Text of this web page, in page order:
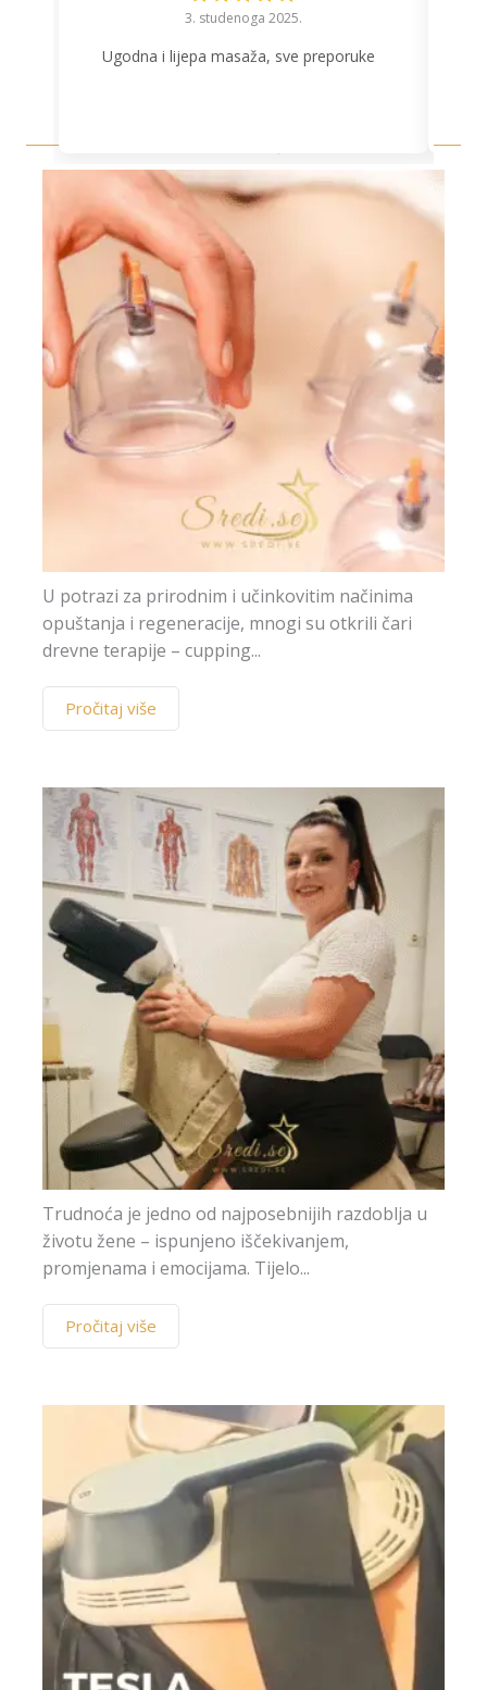
3. studenoga 2025.
Ugodna i lijepa masaža, sve preporuke
U potrazi za prirodnim i učinkovitim načinima
opuštanja i regeneracije, mnogi su otkrili čari
drevne terapije – cupping...
Pročitaj više
Trudnoća je jedno od najposebnijih razdoblja u
životu žene – ispunjeno iščekivanjem,
promjenama i emocijama. Tijelo...
Pročitaj više